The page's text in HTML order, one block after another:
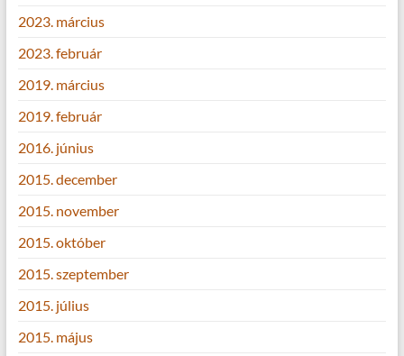
2023. március
2023. február
2019. március
2019. február
2016. június
2015. december
2015. november
2015. október
2015. szeptember
2015. július
2015. május